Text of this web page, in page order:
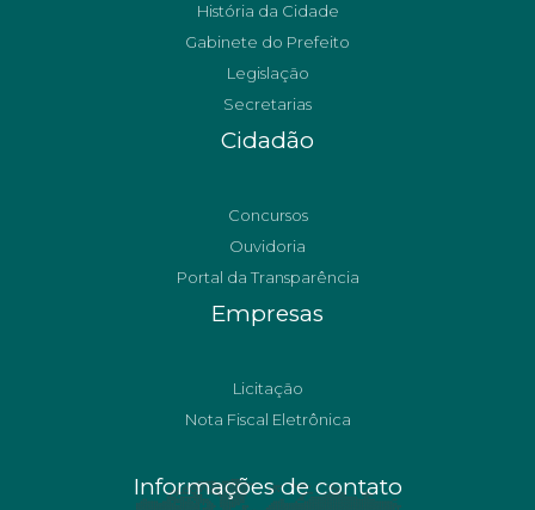
História da Cidade
Gabinete do Prefeito
Legislação
Secretarias
Cidadão
Concursos
Ouvidoria
Portal da Transparência
Empresas
Licitação
Nota Fiscal Eletrônica
Informações de contato